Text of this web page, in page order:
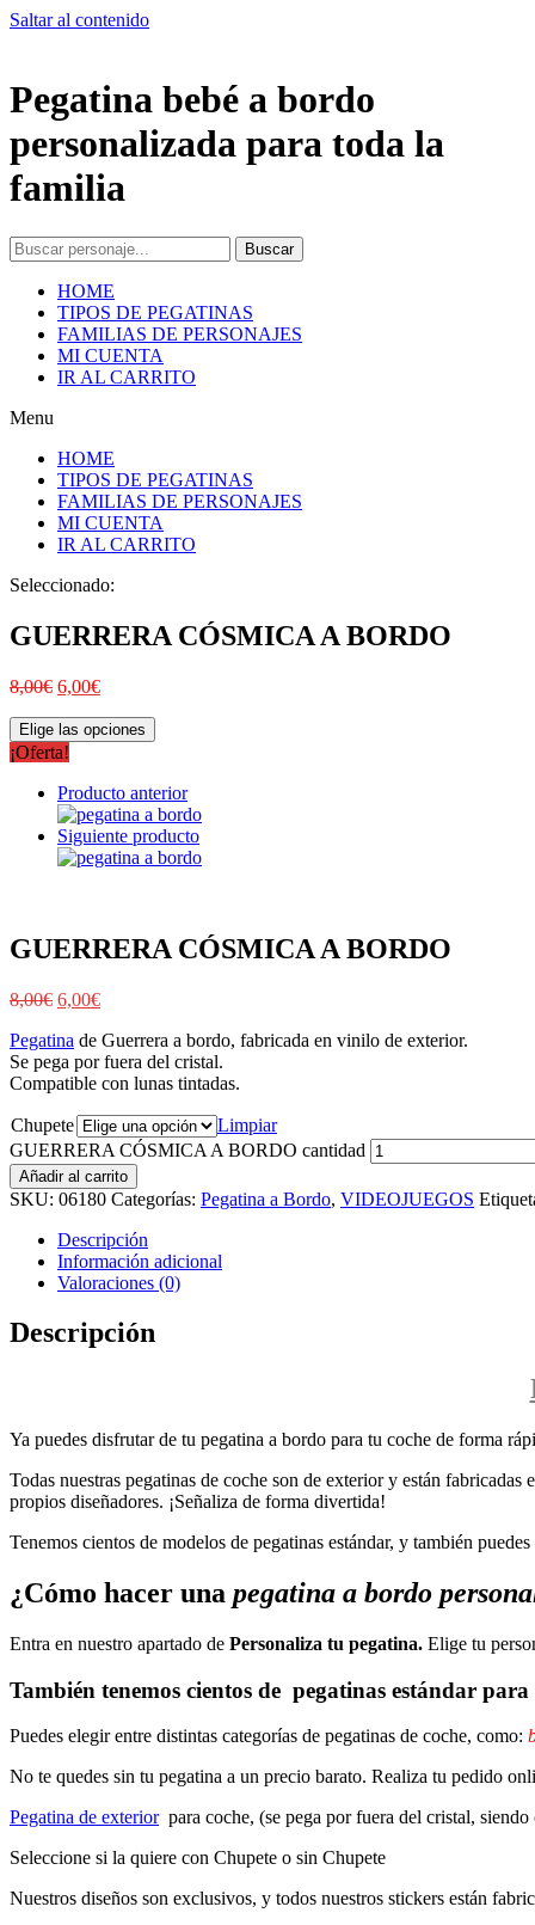
Saltar al contenido
Pegatina bebé a bordo
personalizada para toda la
familia
Buscar
HOME
TIPOS DE PEGATINAS
FAMILIAS DE PERSONAJES
MI CUENTA
IR AL CARRITO
Menu
HOME
TIPOS DE PEGATINAS
FAMILIAS DE PERSONAJES
MI CUENTA
IR AL CARRITO
Seleccionado:
GUERRERA CÓSMICA A BORDO
8,00€ 6,00€
Elige las opciones
¡Oferta!
Producto anterior
Siguiente producto
GUERRERA CÓSMICA A BORDO
8,00€ 6,00€
Pegatina de Guerrera a bordo, fabricada en vinilo de exterior.
Se pega por fuera del cristal.
Compatible con lunas tintadas.
Chupete
Limpiar
GUERRERA CÓSMICA A BORDO cantidad
Añadir al carrito
SKU: 06180 Categorías: Pegatina a Bordo, VIDEOJUEGOS
Descripción
Información adicional
Valoraciones (0)
Descripción
Ya puedes disfrutar de tu pegatina a bordo para tu coche de forma
Todas nuestras pegatinas de coche son de exterior y están
propios diseñadores. ¡Señaliza de forma divertida!
Tenemos cientos de modelos de pegatinas estándar, y también
¿Cómo hacer una pegatina a bordo
Entra en nuestro apartado de Personaliza tu pegatina. Elige tu
También tenemos cientos de pegatinas estándar para
Puedes elegir entre distintas categorías de pegatinas de coche, como:
No te quedes sin tu pegatina a un precio barato. Realiza tu pedido
Pegatina de exteriorpara coche, (se pega por fuera del cristal,
Seleccione si la quiere con Chupete o sin Chupete
Nuestros diseños son exclusivos, y todos nuestros stickers están